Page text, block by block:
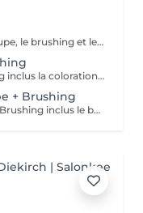
Le Forfait Coupe / Brushing inclus la coupe, le brushing et le shampoing. Le prix pourra varier en fonction de la longueur des cheveux. Pour tout renseignement complémentaire, n'hésitez pas à nous appeler.
Le Forfait Coloration + Coupe + Brushing inclus la coloration des racines, la coupe, le brushing et le shampoing. Le prix pourra varier en fonction de la longueur des cheveux. Pour tout renseignement complémentaire, n'hésitez pas à nous appeler.
+ Brushing
Le Forfait Balayage / Mèches + Coupe + Brushing inclus le balayage, le traitement, la coupe, le brushing, le shampoing et le soin. Le prix pourra varier en fonction de la longueur des cheveux. Pour tout renseignement complémentaire, n'hésitez pas à nous appeler.